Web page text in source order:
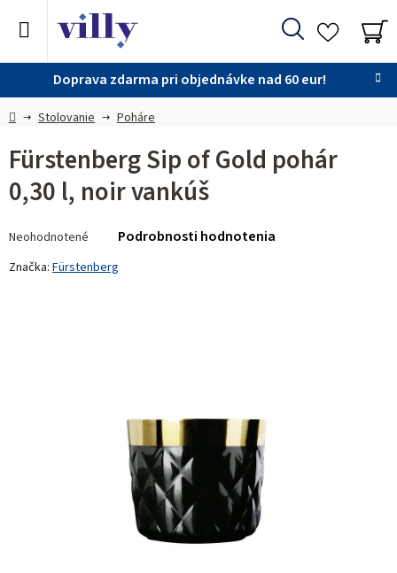
Doprava zdarma pri objednávke nad 60 eur!
Hľadať
DomovStolovanie Poháre
Fürstenberg Sip of Gold pohár
0,30 l, noir vankúš
hodnotenie
produktu
Neohodnotené Podrobnosti hodnotenia
Značka: Fürstenberg